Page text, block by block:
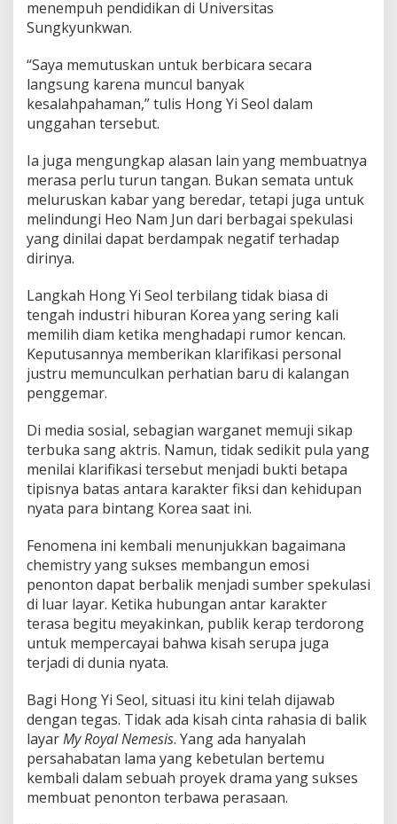
menempuh pendidikan di Universitas
Sungkyunkwan.
“Saya memutuskan untuk berbicara secara
langsung karena muncul banyak
kesalahpahaman,” tulis Hong Yi Seol dalam
unggahan tersebut.
Ia juga mengungkap alasan lain yang membuatnya
merasa perlu turun tangan. Bukan semata untuk
meluruskan kabar yang beredar, tetapi juga untuk
melindungi Heo Nam Jun dari berbagai spekulasi
yang dinilai dapat berdampak negatif terhadap
dirinya.
Langkah Hong Yi Seol terbilang tidak biasa di
tengah industri hiburan Korea yang sering kali
memilih diam ketika menghadapi rumor kencan.
Keputusannya memberikan klarifikasi personal
justru memunculkan perhatian baru di kalangan
penggemar.
Di media sosial, sebagian warganet memuji sikap
terbuka sang aktris. Namun, tidak sedikit pula yang
menilai klarifikasi tersebut menjadi bukti betapa
tipisnya batas antara karakter fiksi dan kehidupan
nyata para bintang Korea saat ini.
Fenomena ini kembali menunjukkan bagaimana
chemistry yang sukses membangun emosi
penonton dapat berbalik menjadi sumber spekulasi
di luar layar. Ketika hubungan antar karakter
terasa begitu meyakinkan, publik kerap terdorong
untuk mempercayai bahwa kisah serupa juga
terjadi di dunia nyata.
Bagi Hong Yi Seol, situasi itu kini telah dijawab
dengan tegas. Tidak ada kisah cinta rahasia di balik
layarMy Royal Nemesis. Yang ada hanyalah
persahabatan lama yang kebetulan bertemu
kembali dalam sebuah proyek drama yang sukses
membuat penonton terbawa perasaan.